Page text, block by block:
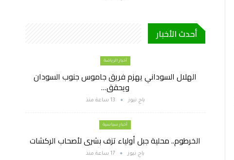
أحدث الأخبار
أخبار الرياضة
الهلال السوداني يهزم فريق جاموس جنوب السودان
ويحقق…
باج نيوز 13 ساعة منذ
أخبار سياسية
الخرطوم.. محلية جبل أولياء تزف بشرى لأصحاب الركشات
باج نيوز 17 ساعة منذ